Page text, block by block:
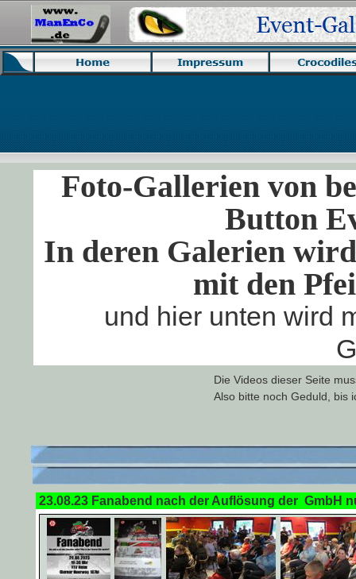
Foto-Gallerien von
Button
In deren Galerien
mit den
und hier unten wird
Die Videos dieser Seite
Also bitte noch Geduld, bis
23.08.23 Fanabend nach der Auflösung der GmbH